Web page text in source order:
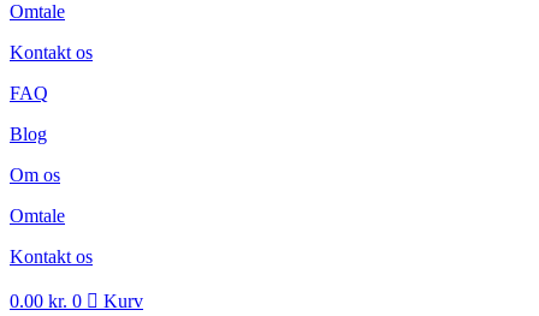
Omtale
Kontakt os
FAQ
Blog
Om os
Omtale
Kontakt os
0.00 kr. 0 Kurv